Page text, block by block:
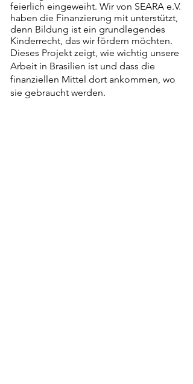
feierlich eingeweiht. Wir von SEARA e.V.
haben die Finanzierung mit unterstützt,
denn Bildung ist ein grundlegendes
Kinderrecht, das wir fördern möchten.
Dieses Projekt zeigt, wie wichtig unsere
Arbeit in Brasilien ist und dass die
finanziellen Mittel dort ankommen, wo
sie gebraucht werden.